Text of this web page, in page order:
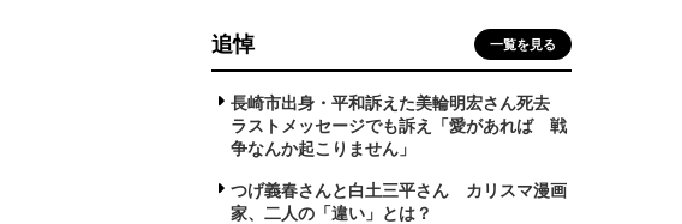
追悼 一覧を見る
長崎市出身・平和訴えた美輪明宏さん死去
ラストメッセージでも訴え「愛があれば 戦
争なんか起こりません」
つげ義春さんと白土三平さん カリスマ漫画
家、二人の「違い」とは？